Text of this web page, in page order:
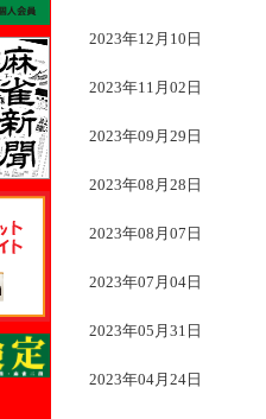
2023年12月10日
2023年11月02日
2023年09月29日
2023年08月28日
2023年08月07日
2023年07月04日
2023年05月31日
2023年04月24日